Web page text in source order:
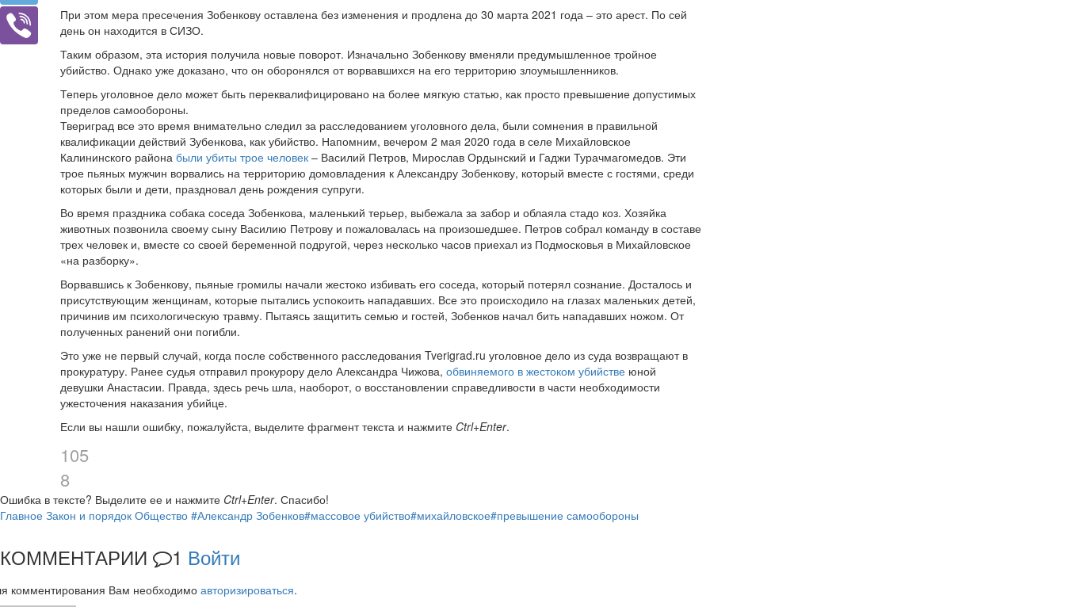
При этом мера пресечения Зобенкову оставлена без изменения и продлена до 30 марта 2021 года – это арест. По сей
день он находится в СИЗО.
Таким образом, эта история получила новые поворот. Изначально Зобенкову вменяли предумышленное тройное
убийство. Однако уже доказано, что он оборонялся от ворвавшихся на его территорию злоумышленников.
Теперь уголовное дело может быть переквалифицировано на более мягкую статью, как просто превышение допустимых
пределов самообороны.
Твериград все это время внимательно следил за расследованием уголовного дела, были сомнения в правильной
квалификации действий Зубенкова, как убийство. Напомним, вечером 2 мая 2020 года в селе Михайловское
Калининского районабыли убиты трое человек – Василий Петров, Мирослав Ордынский и Гаджи Турачмагомедов. Эти
трое пьяных мужчин ворвались на территорию домовладения к Александру Зобенкову, который вместе с гостями, среди
которых были и дети, праздновал день рождения супруги.
Во время праздника собака соседа Зобенкова, маленький терьер, выбежала за забор и облаяла стадо коз. Хозяйка
животных позвонила своему сыну Василию Петрову и пожаловалась на произошедшее. Петров собрал команду в составе
трех человек и, вместе со своей беременной подругой, через несколько часов приехал из Подмосковья в Михайловское
«на разборку».
Ворвавшись к Зобенкову, пьяные громилы начали жестоко избивать его соседа, который потерял сознание. Досталось и
присутствующим женщинам, которые пытались успокоить нападавших. Все это происходило на глазах маленьких детей,
причинив им психологическую травму. Пытаясь защитить семью и гостей, Зобенков начал бить нападавших ножом. От
полученных ранений они погибли.
Это уже не первый случай, когда после собственного расследования Tverigrad.ru уголовное дело из суда возвращают в
прокуратуру. Ранее судья отправил прокурору дело Александра Чижова,обвиняемого в жестоком убийстве юной
девушки Анастасии. Правда, здесь речь шла, наоборот, о восстановлении справедливости в части необходимости
ужесточения наказания убийце.
Если вы нашли ошибку, пожалуйста, выделите фрагмент текста и нажмите Ctrl+Enter.
105
8
Ошибка в тексте? Выделите ее и нажмите Ctrl+Enter. Спасибо!
Главное Закон и порядок Общество #Александр Зобенков#массовое убийство#михайловское#превышение самообороны
КОММЕНТАРИИ 1 Войти
комментирования Вам необходимо авторизироваться.